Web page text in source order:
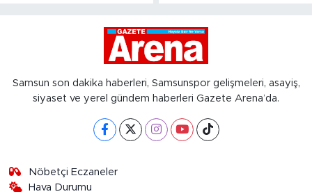
Samsun son dakika haberleri, Samsunspor gelişmeleri, asayiş,
siyaset ve yerel gündem haberleri Gazete Arena’da.
Nöbetçi Eczaneler
Hava Durumu